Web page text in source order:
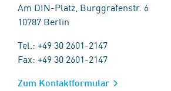
Am DIN-Platz, Burggrafenstr. 6
10787 Berlin
Tel.: +49 30 2601-2147
Fax: +49 30 2601-2147
Zum Kontaktformular